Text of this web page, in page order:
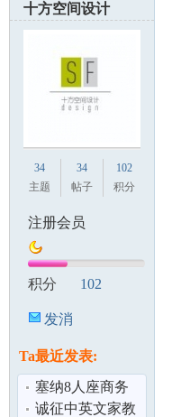
十方空间设计
34
主题
34
帖子
102
积分
注册会员
积分 102
发消
Ta最近发表:
塞纳8人座商务
车出租,赴美生子
诚征中英文家教